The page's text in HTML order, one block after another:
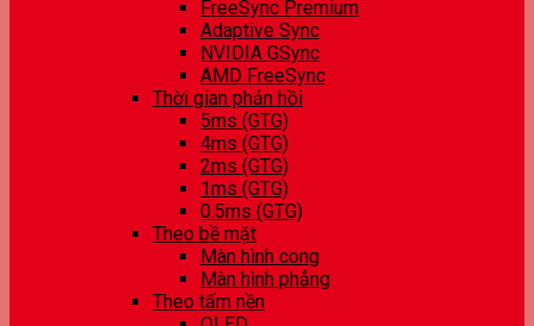
FreeSync Premium
Adaptive Sync
NVIDIA GSync
AMD FreeSync
Thời gian phản hồi
5ms (GTG)
4ms (GTG)
2ms (GTG)
1ms (GTG)
0.5ms (GTG)
Theo bề mặt
Màn hình cong
Màn hình phẳng
Theo tấm nền